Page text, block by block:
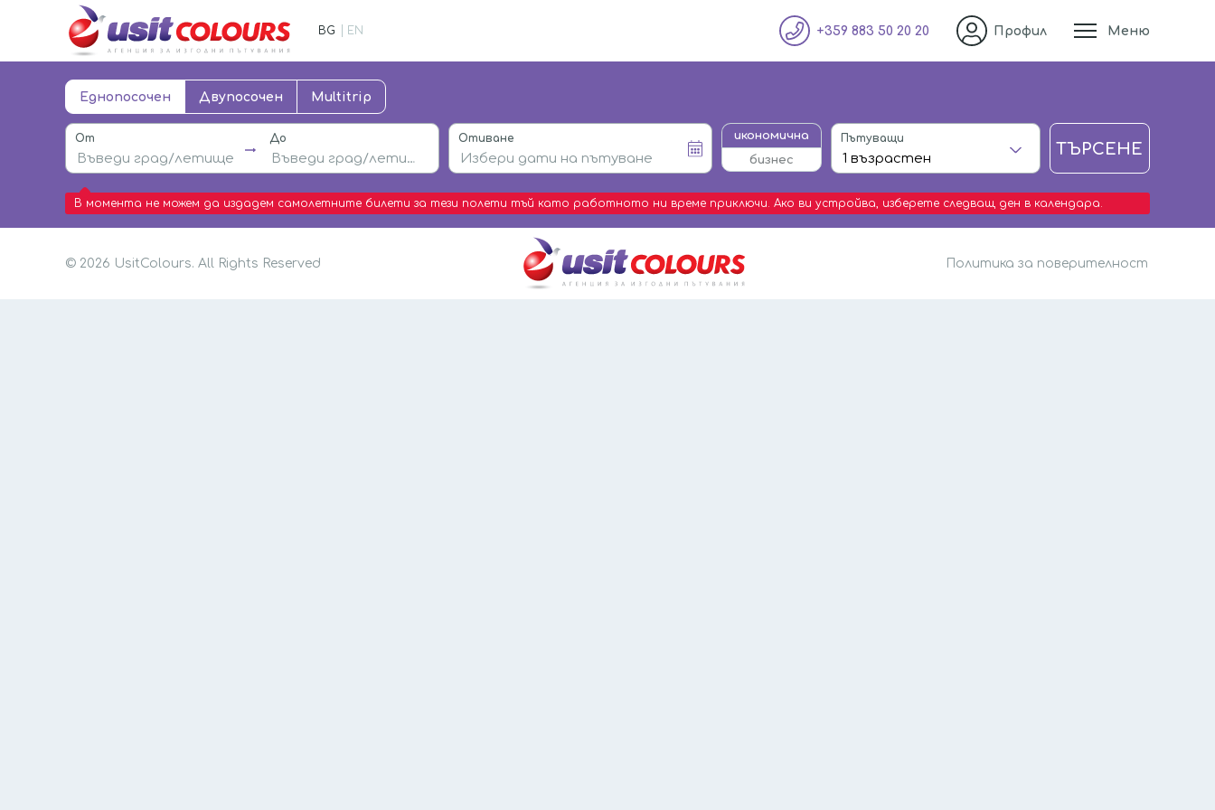
UsitColours
BG EN +359 883 50 20 20 Профил Меню
Еднопосочен Двупосочен Multitrip
От До Отиване
икономична
бизнес
Пътуващи
ТЪРСЕНЕ
В момента не можем да издадем самолетните билети за тези полети тъй като работното ни време приключи. Ако ви устройва, изберете следващ ден в календара.
© 2026 UsitColours. All Rights Reserved Политика за поверителност